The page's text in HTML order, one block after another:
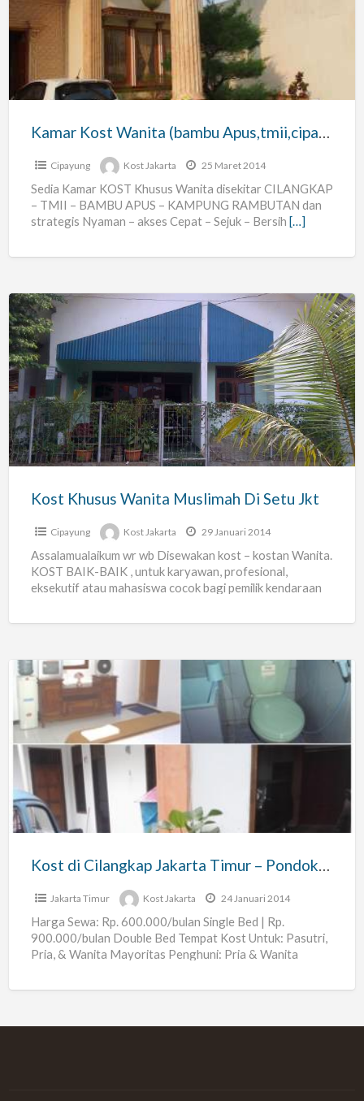
Wanita
(bambu
Apus,tmii,cipayung,
Rambutan)
Kamar Kost Wanita (bambu Apus,tmii,cipayung, Rambutan)
Cipayung Kost Jakarta 25 Maret 2014
Sedia Kamar KOST Khusus Wanita disekitar CILANGKAP
– TMII – BAMBU APUS – KAMPUNG RAMBUTAN dan
strategis Nyaman – akses Cepat – Sejuk – Bersih […]
Kost
Khusus
Wanita
Muslimah
Di
Setu
Jkt
Kost Khusus Wanita Muslimah Di Setu Jkt
Cipayung Kost Jakarta 29 Januari 2014
Assalamualaikum wr wb Disewakan kost – kostan Wanita.
KOST BAIK-BAIK , untuk karyawan, profesional,
eksekutif atau mahasiswa cocok bagi pemilik kendaraan
Kost
di
Cilangkap
Jakarta
Timur
–
Pondokan
Pasutri
Pria
Kost di Cilangkap Jakarta Timur – Pondokan 99 – Pasutri / Pria / Wanita
Jakarta Timur Kost Jakarta 24 Januari 2014
Harga Sewa: Rp. 600.000/bulan Single Bed | Rp.
900.000/bulan Double Bed Tempat Kost Untuk: Pasutri,
Pria, & Wanita Mayoritas Penghuni: Pria & Wanita